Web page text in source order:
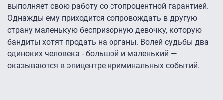
выполняет свою работу со стопроцентной гарантией.
Однажды ему приходится сопровождать в другую
страну маленькую беспризорную девочку, которую
бандиты хотят продать на органы. Волей судьбы два
одиноких человека - большой и маленький —
оказываются в эпицентре криминальных событий.